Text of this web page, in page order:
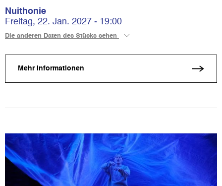
Nuithonie
Freitag, 22. Jan. 2027 - 19:00
Die anderen Daten des Stücks sehen
Mehr Informationen